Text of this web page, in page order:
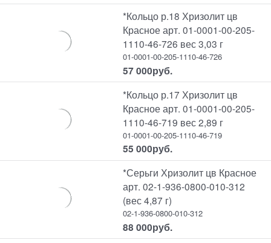
*Кольцо р.18 Хризолит цв
Красное арт. 01-0001-00-205-
1110-46-726 вес 3,03 г
01-0001-00-205-1110-46-726
57 000руб.
*Кольцо р.17 Хризолит цв
Красное арт. 01-0001-00-205-
1110-46-719 вес 2,89 г
01-0001-00-205-1110-46-719
55 000руб.
*Серьги Хризолит цв Красное
арт. 02-1-936-0800-010-312
(вес 4,87 г)
02-1-936-0800-010-312
88 000руб.